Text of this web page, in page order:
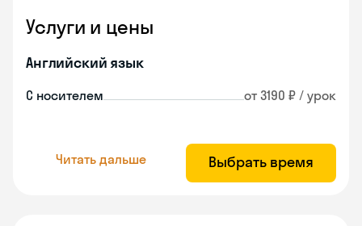
Услуги и цены
Английский язык
С носителем от 3190 ₽ / урок
Читать дальше Выбрать время